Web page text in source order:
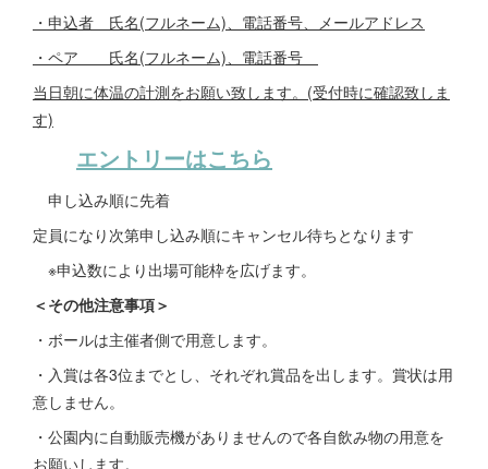
・申込者 氏名(フルネーム)、電話番号、メールアドレス
・ペア 氏名(フルネーム)、電話番号
当日朝に体温の計測をお願い致します。(受付時に確認致しま
す)
エントリーはこちら
申し込み順に先着
定員になり次第申し込み順にキャンセル待ちとなります
※申込数により出場可能枠を広げます。
＜その他注意事項＞
・ボールは主催者側で用意します。
・入賞は各3位までとし、それぞれ賞品を出します。賞状は用
意しません。
・公園内に自動販売機がありませんので各自飲み物の用意を
お願いします。